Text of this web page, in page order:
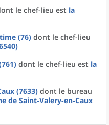
le chef-lieu est la
(76) dont le chef-lieu
dont le chef-lieu est la
(7633) dont le bureau
de Saint-Valery-en-Caux